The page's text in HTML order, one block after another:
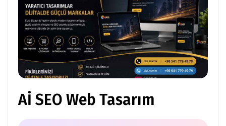
Aİ SEO Web Tasarım